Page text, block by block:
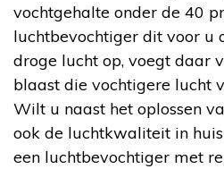
vochtgehalte onder de 40
luchtbevochtiger dit voor u
droge lucht op, voegt daar
blaast die vochtigere lucht
Wilt u naast het oplossen
ook de luchtkwaliteit in
een luchtbevochtiger met